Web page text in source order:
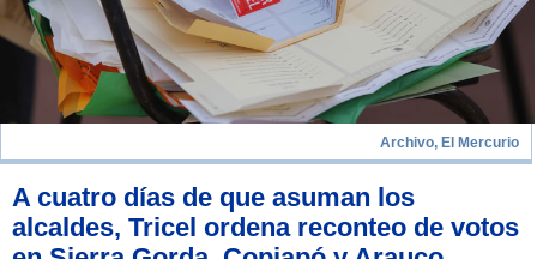
Archivo, El Mercurio
A cuatro días de que asuman los
alcaldes, Tricel ordena reconteo de votos